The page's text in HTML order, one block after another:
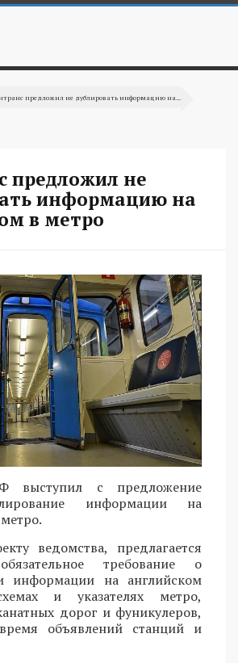
предложил не дублировать информацию на...
предложил не
информацию на
в метро
выступил с предложение
информации на
ведомства, предлагается
требование о
информации на английском
и указателях метро,
дорог и фуникулеров,
объявлений станций и